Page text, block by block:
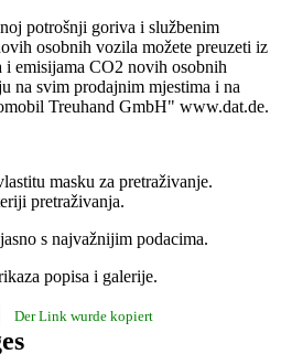
potrošnji goriva i službenim
osobnih vozila možete preuzeti iz
emisijama CO2 novih osobnih
na svim prodajnim mjestima i na
Treuhand GmbH" www.dat.de.
masku za pretraživanje.
pretraživanja.
s najvažnijim podacima.
popisa i galerije.
Der Link wurde kopiert